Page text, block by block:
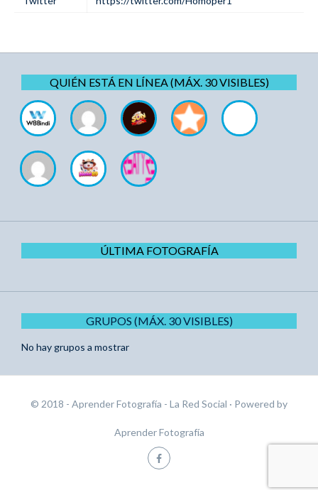
QUIÉN ESTÁ EN LÍNEA (MÁX. 30 VISIBLES)
ÚLTIMA FOTOGRAFÍA
GRUPOS (MÁX. 30 VISIBLES)
No hay grupos a mostrar
© 2018 - Aprender Fotografía - La Red Social · Powered by
Aprender Fotografía